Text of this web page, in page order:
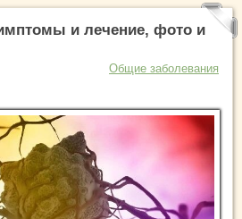
и лечение, фото и
Общие заболевания